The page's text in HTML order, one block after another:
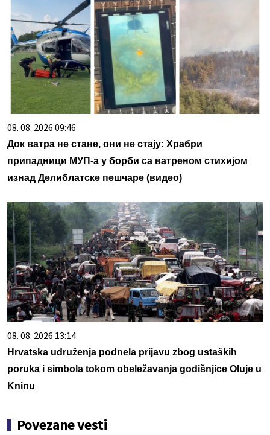
08. 08. 2026 09:46
Док ватра не стане, они не стају: Храбри
припадници МУП-а у борби са ватреном стихијом
изнад Делиблатске пешчаре (видео)
08. 08. 2026 13:14
Hrvatska udruženja podnela prijavu zbog ustaških
poruka i simbola tokom obeležavanja godišnjice Oluje u
Kninu
Povezane vesti